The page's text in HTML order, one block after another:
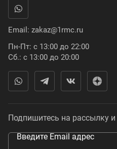
Email: zakaz@1rmc.ru
Пн-Пт: с 13:00 до 22:00
Сб.: с 13:00 до 20:00
Подпишитесь на рассылку
Введите Email адрес